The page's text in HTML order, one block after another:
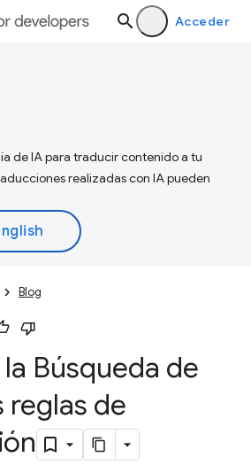
Acceder
de IA para traducir contenido a tu
realizadas con IA pueden
Blog
Búsqueda de
reglas de